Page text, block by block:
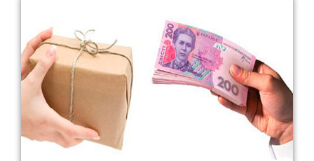
Васильків
Великі Лази
Великий Омеляник
Верхнедніпровськ
Вільнянськ
Вінниця
Винники
Вишенки